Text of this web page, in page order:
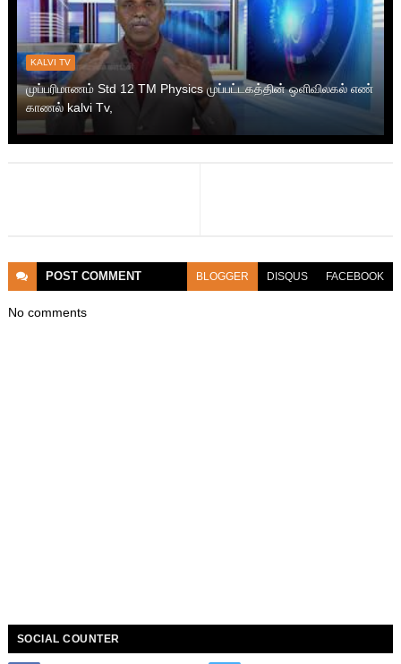
KALVI TV
முப்பரிமாணம் Std 12 TM Physics முப்பட்டகத்தின் ஒளிவிலகல் எண்
காணல் kalvi Tv,
POST COMMENT BLOGGER DISQUS FACEBOOK
No comments
SOCIAL COUNTER